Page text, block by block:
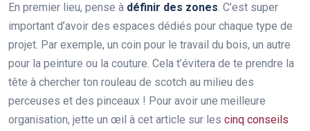
En premier lieu, pense à définir des zones. C’est super
important d’avoir des espaces dédiés pour chaque type de
projet. Par exemple, un coin pour le travail du bois, un autre
pour la peinture ou la couture. Cela t’évitera de te prendre la
tête à chercher ton rouleau de scotch au milieu des
perceuses et des pinceaux ! Pour avoir une meilleure
organisation, jette un œil à cet article sur les cinq conseils